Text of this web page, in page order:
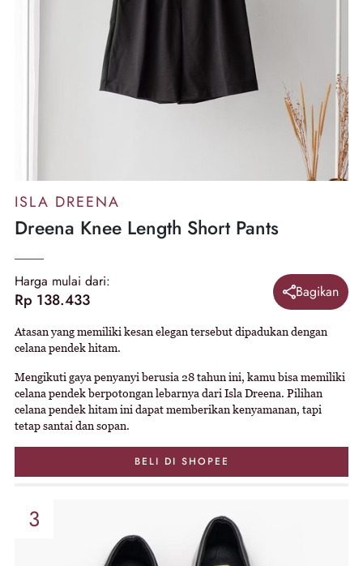
ISLA DREENA
Dreena Knee Length Short Pants
Harga mulai dari:
Rp 138.433 Bagikan
Atasan yang memiliki kesan elegan tersebut dipadukan dengan
celana pendek hitam.
Mengikuti gaya penyanyi berusia 28 tahun ini, kamu bisa memiliki
celana pendek berpotongan lebarnya dari Isla Dreena. Pilihan
celana pendek hitam ini dapat memberikan kenyamanan, tapi
tetap santai dan sopan.
BELI DI SHOPEE
3